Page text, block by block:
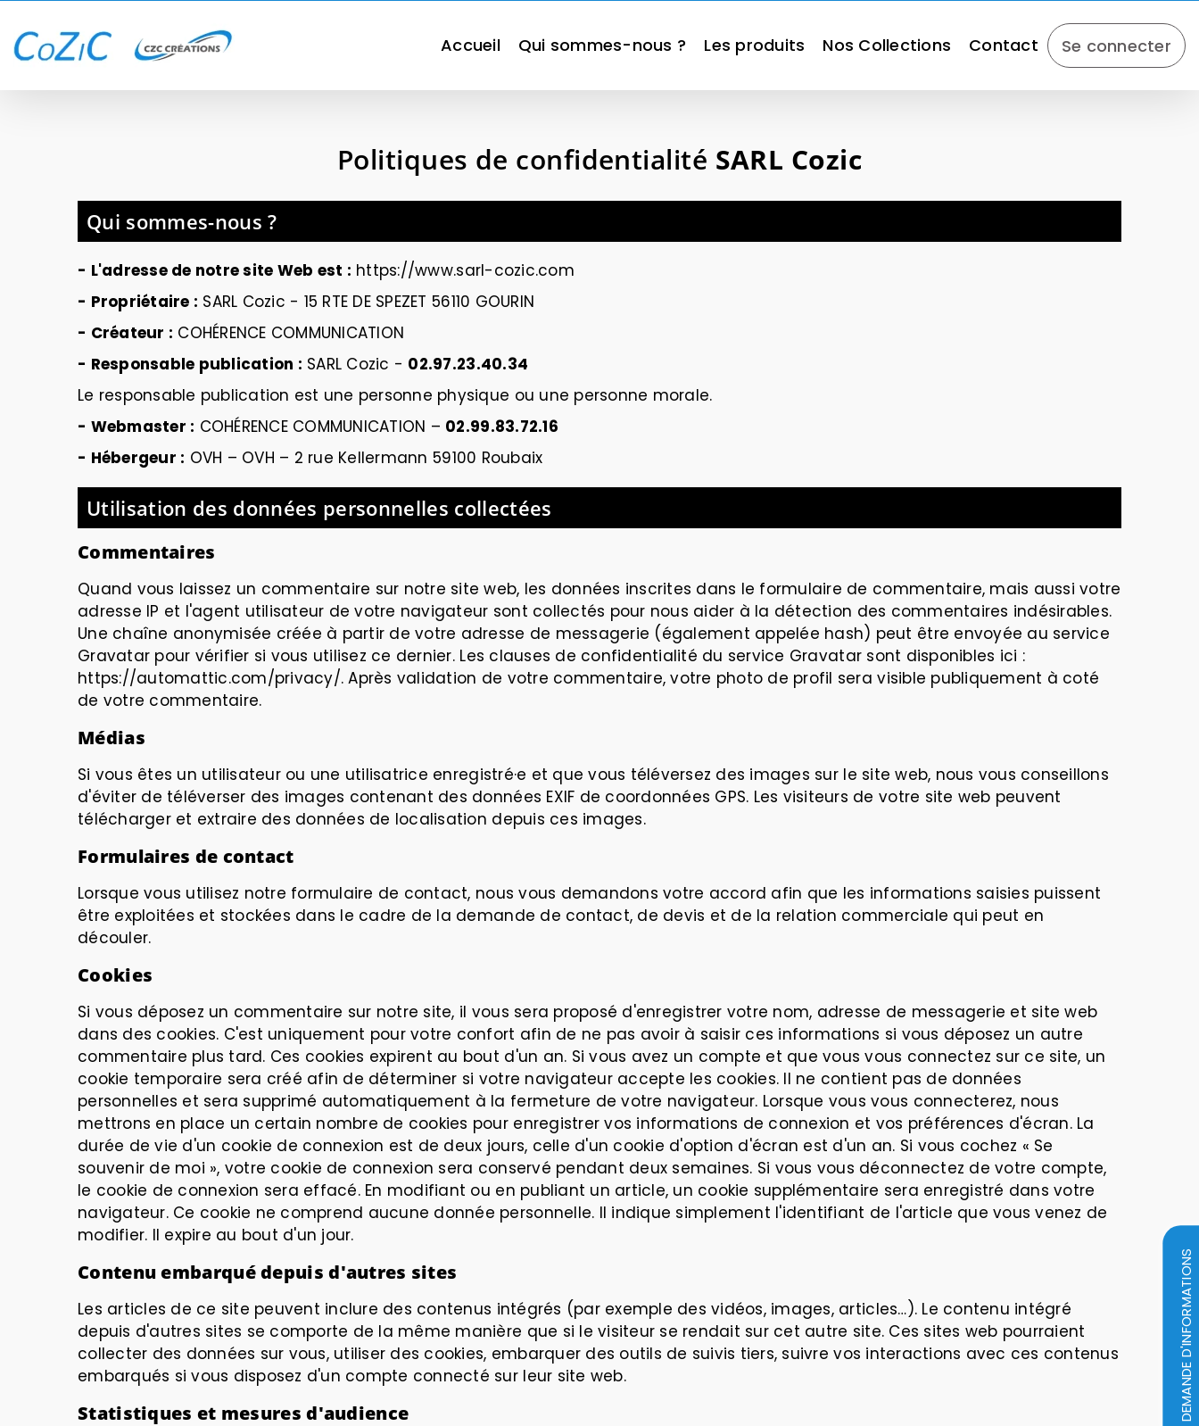
au
contenu
Accueil Qui sommes-nous ? Les produits Nos Collections Contact Se connecter
Politiques de confidentialité SARL Cozic
Qui sommes-nous ?
- L'adresse de notre site Web est : https://www.sarl-cozic.com
- Propriétaire : SARL Cozic - 15 RTE DE SPEZET 56110 GOURIN
- Créateur : COHÉRENCE COMMUNICATION
- Responsable publication : SARL Cozic - 02.97.23.40.34
Le responsable publication est une personne physique ou une personne morale.
- Webmaster : COHÉRENCE COMMUNICATION – 02.99.83.72.16
- Hébergeur : OVH – OVH – 2 rue Kellermann 59100 Roubaix
Utilisation des données personnelles collectées
Commentaires
Quand vous laissez un commentaire sur notre site web, les données inscrites dans le formulaire de commentaire, mais aussi votre
adresse IP et l'agent utilisateur de votre navigateur sont collectés pour nous aider à la détection des commentaires indésirables.
Une chaîne anonymisée créée à partir de votre adresse de messagerie (également appelée hash) peut être envoyée au service
Gravatar pour vérifier si vous utilisez ce dernier. Les clauses de confidentialité du service Gravatar sont disponibles ici :
https://automattic.com/privacy/. Après validation de votre commentaire, votre photo de profil sera visible publiquement à coté
de votre commentaire.
Médias
Si vous êtes un utilisateur ou une utilisatrice enregistré·e et que vous téléversez des images sur le site web, nous vous conseillons
d'éviter de téléverser des images contenant des données EXIF de coordonnées GPS. Les visiteurs de votre site web peuvent
télécharger et extraire des données de localisation depuis ces images.
Formulaires de contact
Lorsque vous utilisez notre formulaire de contact, nous vous demandons votre accord afin que les informations saisies puissent
être exploitées et stockées dans le cadre de la demande de contact, de devis et de la relation commerciale qui peut en
découler.
Cookies
Si vous déposez un commentaire sur notre site, il vous sera proposé d'enregistrer votre nom, adresse de messagerie et site web
dans des cookies. C'est uniquement pour votre confort afin de ne pas avoir à saisir ces informations si vous déposez un autre
commentaire plus tard. Ces cookies expirent au bout d'un an. Si vous avez un compte et que vous vous connectez sur ce site, un
cookie temporaire sera créé afin de déterminer si votre navigateur accepte les cookies. Il ne contient pas de données
personnelles et sera supprimé automatiquement à la fermeture de votre navigateur. Lorsque vous vous connecterez, nous
mettrons en place un certain nombre de cookies pour enregistrer vos informations de connexion et vos préférences d'écran. La
durée de vie d'un cookie de connexion est de deux jours, celle d'un cookie d'option d'écran est d'un an. Si vous cochez « Se
souvenir de moi », votre cookie de connexion sera conservé pendant deux semaines. Si vous vous déconnectez de votre compte,
le cookie de connexion sera effacé. En modifiant ou en publiant un article, un cookie supplémentaire sera enregistré dans votre
navigateur. Ce cookie ne comprend aucune donnée personnelle. Il indique simplement l'identifiant de l'article que vous venez de
modifier. Il expire au bout d'un jour.
Contenu embarqué depuis d'autres sites
Les articles de ce site peuvent inclure des contenus intégrés (par exemple des vidéos, images, articles…). Le contenu intégré
depuis d'autres sites se comporte de la même manière que si le visiteur se rendait sur cet autre site. Ces sites web pourraient
collecter des données sur vous, utiliser des cookies, embarquer des outils de suivis tiers, suivre vos interactions avec ces contenus
embarqués si vous disposez d'un compte connecté sur leur site web.
Statistiques et mesures d'audience DEMANDE D'INFORMATIONS